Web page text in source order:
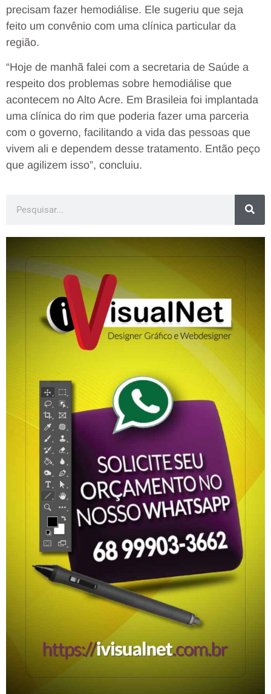
precisam fazer hemodiálise. Ele sugeriu que seja
feito um convênio com uma clínica particular da
região.
“Hoje de manhã falei com a secretaria de Saúde a
respeito dos problemas sobre hemodiálise que
acontecem no Alto Acre. Em Brasileia foi implantada
uma clínica do rim que poderia fazer uma parceria
com o governo, facilitando a vida das pessoas que
vivem ali e dependem desse tratamento. Então peço
que agilizem isso”, concluiu.